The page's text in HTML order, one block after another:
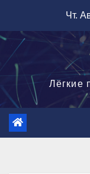
содержимому
Чт.
Лёгкие